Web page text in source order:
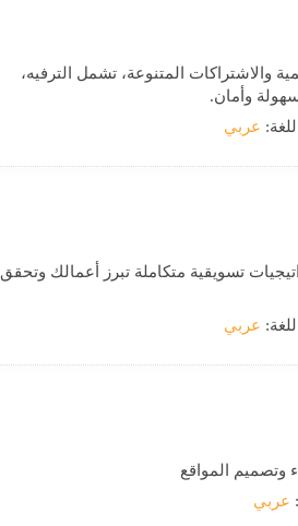
والاشتراكات المتنوعة، تشمل الترفيه،
وأمان.
عربي
تسويقية متكاملة تبرز أعمالك وتحقق
عربي
وتصميم المواقع
عربي